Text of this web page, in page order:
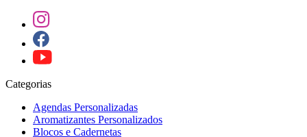
Categorias
Agendas Personalizadas
Aromatizantes Personalizados
Blocos e Cadernetas